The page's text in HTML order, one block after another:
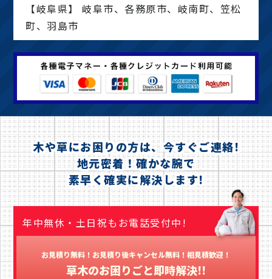
【岐阜県】 岐阜市、各務原市、岐南町、笠松
町、羽島市
木や草にお困りの方は、今すぐご連絡!
地元密着！確かな腕で
素早く確実に解決します!
年中無休・土日祝もお電話受付中!
お見積り無料！お見積り後キャンセル無料！相見積歓迎！
草木のお困りごと即時解決!!